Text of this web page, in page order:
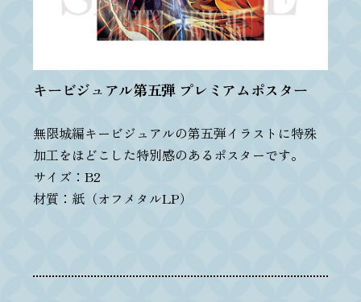
キービジュアル第五弾 プレミアムポスター
無限城編キービジュアルの第五弾イラストに特殊
加工をほどこした特別感のあるポスターです。
サイズ：B2
材質：紙（オフメタルLP）